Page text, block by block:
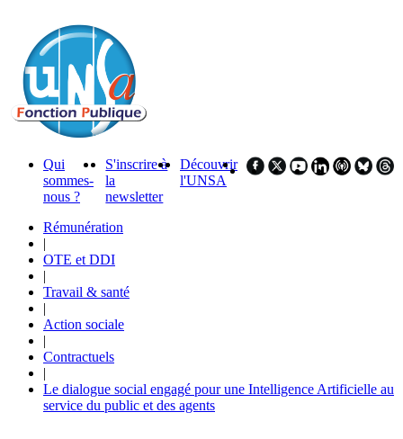
Qui
sommes-
nous ?
S'inscrire à
la
newsletter
Découvrir
l'UNSA
Rémunération
|
OTE et DDI
|
Travail & santé
|
Action sociale
|
Contractuels
|
Le dialogue social engagé pour une Intelligence Artificielle au
service du public et des agents